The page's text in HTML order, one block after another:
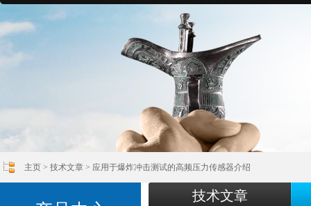
主页 > 技术文章 > 应用于爆炸冲击测试的高频压力传感器介绍
技术文章